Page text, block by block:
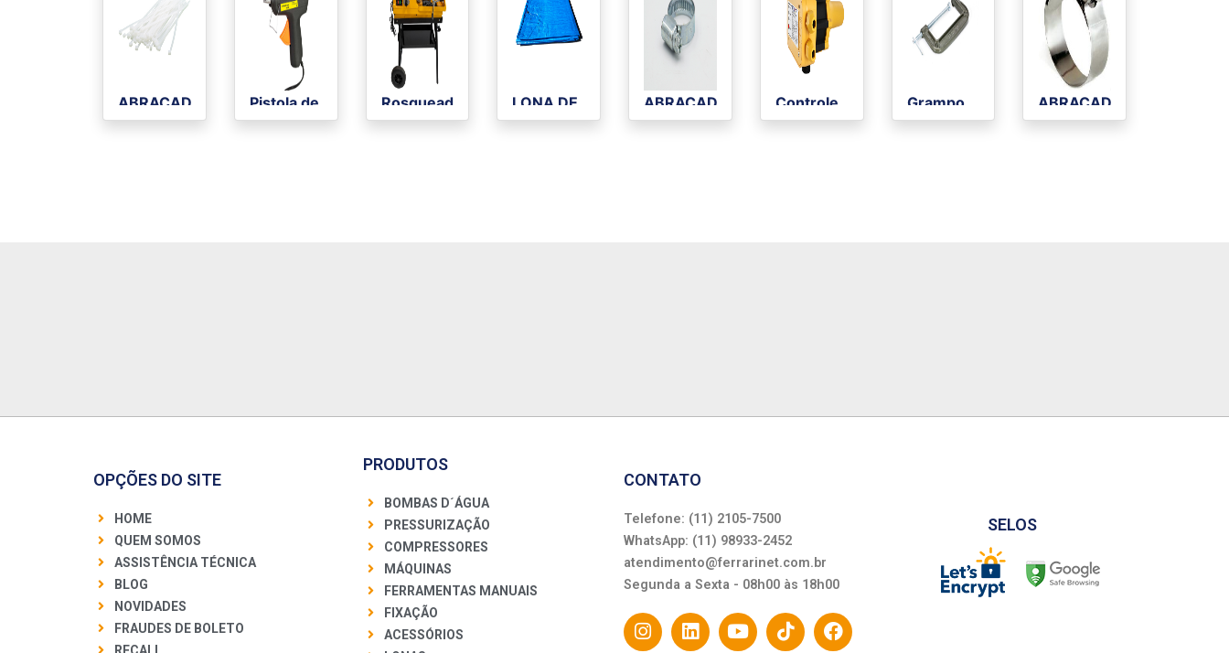
ABRAÇADEIRA
DE NYLON
Pistola de
Cola
Rosqueadeira
Elétrica
LONA DE
POLIETILENO
ABRAÇADEIRA
REXON 14MM
Controle
Automático
Grampo
de
ABRAÇADEIRA
REXON
OPÇÕES DO SITE
HOME
QUEM SOMOS
ASSISTÊNCIA TÉCNICA
BLOG
NOVIDADES
FRAUDES DE BOLETO
RECALL
PRODUTOS
BOMBAS D´ÁGUA
PRESSURIZAÇÃO
COMPRESSORES
MÁQUINAS
FERRAMENTAS MANUAIS
FIXAÇÃO
ACESSÓRIOS
CONTATO
Telefone: (11) 2105-7500
WhatsApp: (11) 98933-2452
atendimento@ferrarinet.com.br
Segunda a Sexta - 08h00 às 18h00
SELOS